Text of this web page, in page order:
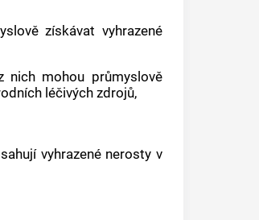
získávat vyhrazené
mohou průmyslově
léčivých zdrojů,
vyhrazené nerosty v